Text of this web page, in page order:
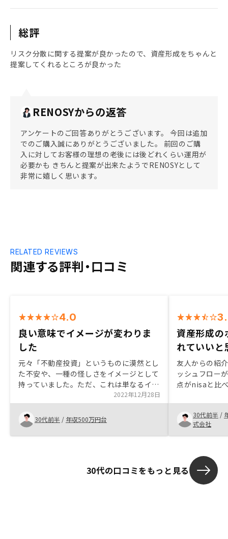
総評
リスク分散に関する提案が良かったので、資産形成をちゃんと
提案してくれるところが良かった
RENOSYからの返答
アンケートのご回答ありがとうございます。 今回は追加
でのご購入誠にありがとうございました。 前回のご購
入に対してお客様の理想の老後には後どれくらい運用が
必要かも きちんと提案が出来たようでRENOSYとして
非常に嬉しく思います。
関連する評判・口コミ
RELATED REVIEWS
4.0
良い意味でイメージが変わりま
した
元々「不動産投資」というものに漠然とし
た不安や、一種の怪しさをイメージとして
持っていました。ただ、これは単なるイメ
ージだったので、投資先のリスク分散を考
えるにあたり、きちんと調べようと思った
のがきっかけです。 こちらに都合の悪い
ような情報もリスクとしてしっかり説明し
てくださったことで、逆に安心感がありま
節税効果を謳うTwitter広告に載っている
2022年12月28日
30代前半 / 年収500万円台
資産形成の
れていいと
友人からの紹
ッシュフロー
点がnisaと比
踏まえて、資
み入れて良い
せんでした。
30代前半 /
式会社
30代の口コミをもっと見る